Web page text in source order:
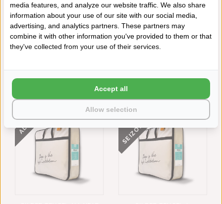
Schrijf je eigen review
Neem contact op over dit product
Aan verlanglijst toevoegen
Afdrukken
VAAK SAMEN GEKOCHT
ALL YEAR 4
-
S
E
I
Z
O
E
N
E
N
media features, and analyze our website traffic. We also share
information about your use of our site with our social media,
advertising, and analytics partners. These partners may
combine it with other information you've provided to them or that
they've collected from your use of their services.
Allow selection
Accept all